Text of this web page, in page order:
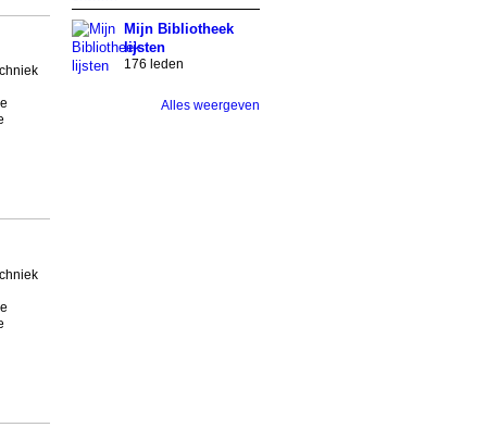
Mijn Bibliotheek
lijsten
176 leden
Alles weergeven